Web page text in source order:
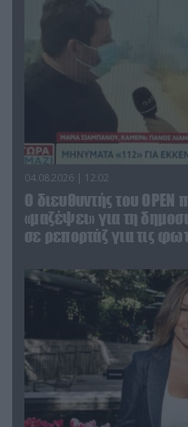
04.08.2026 | 12:02
O διευθυντής του OPEN
«μαζέψει» για τη
σε ρεπορτάζ για τις